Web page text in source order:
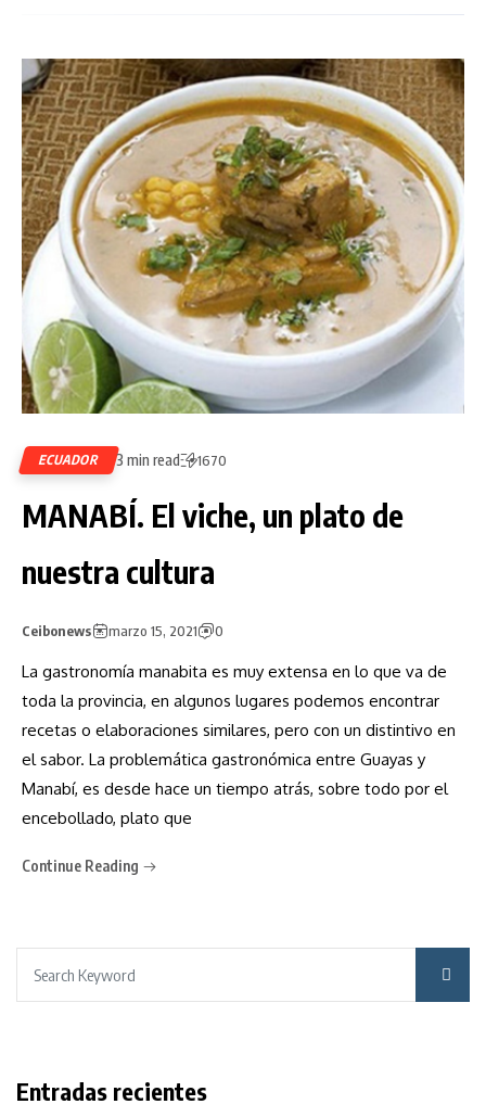
ECUADOR 3 min read 1670
MANABÍ. El viche, un plato de
nuestra cultura
Ceibonews marzo 15, 2021 0
La gastronomía manabita es muy extensa en lo que va de
toda la provincia, en algunos lugares podemos encontrar
recetas o elaboraciones similares, pero con un distintivo en
el sabor. La problemática gastronómica entre Guayas y
Manabí, es desde hace un tiempo atrás, sobre todo por el
encebollado, plato que
Continue Reading
Entradas recientes